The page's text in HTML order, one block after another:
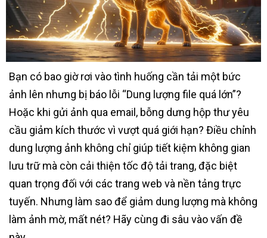
Bạn có bao giờ rơi vào tình huống cần tải một bức
ảnh lên nhưng bị báo lỗi “Dung lượng file quá lớn”?
Hoặc khi gửi ảnh qua email, bỗng dưng hộp thư yêu
cầu giảm kích thước vì vượt quá giới hạn? Điều chỉnh
dung lượng ảnh không chỉ giúp tiết kiệm không gian
lưu trữ mà còn cải thiện tốc độ tải trang, đặc biệt
quan trọng đối với các trang web và nền tảng trực
tuyến. Nhưng làm sao để giảm dung lượng mà không
làm ảnh mờ, mất nét? Hãy cùng đi sâu vào vấn đề